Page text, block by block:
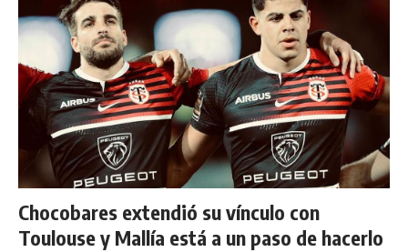
Chocobares extendió su vínculo con
Toulouse y Mallía está a un paso de hacerlo